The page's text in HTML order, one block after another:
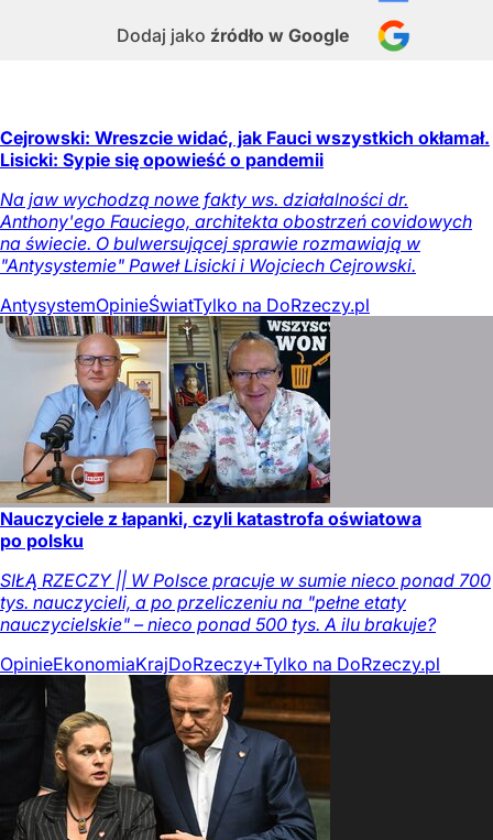
Dodaj jako źródło w Google
Cejrowski: Wreszcie widać, jak Fauci wszystkich okłamał.
Lisicki: Sypie się opowieść o pandemii
Na jaw wychodzą nowe fakty ws. działalności dr.
Anthony'ego Fauciego, architekta obostrzeń covidowych
na świecie. O bulwersującej sprawie rozmawiają w
"Antysystemie" Paweł Lisicki i Wojciech Cejrowski.
AntysystemOpinieŚwiatTylko na DoRzeczy.pl
Nauczyciele z łapanki, czyli katastrofa oświatowa
po polsku
SIŁĄ RZECZY || W Polsce pracuje w sumie nieco ponad 700
tys. nauczycieli, a po przeliczeniu na "pełne etaty
nauczycielskie" – nieco ponad 500 tys. A ilu brakuje?
OpinieEkonomiaKrajDoRzeczy+Tylko na DoRzeczy.pl